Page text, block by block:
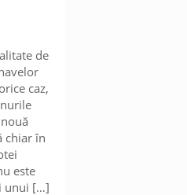
de
caz,
chiar în
este
unui […]